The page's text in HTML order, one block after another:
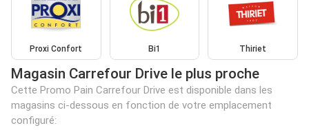
Proxi Confort Bi1 Thiriet
Magasin Carrefour Drive le plus proche
Cette Promo Pain Carrefour Drive est disponible dans les
magasins ci-dessous en fonction de votre emplacement
configuré: